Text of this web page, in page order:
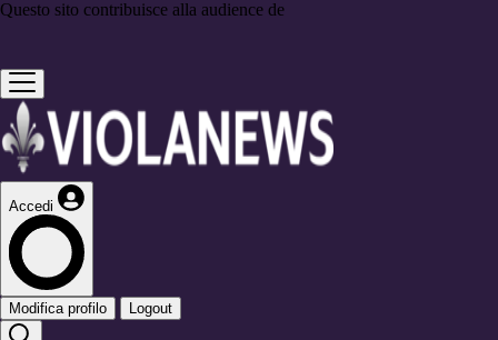
Questo sito contribuisce alla audience de
Accedi
Modifica profilo Logout